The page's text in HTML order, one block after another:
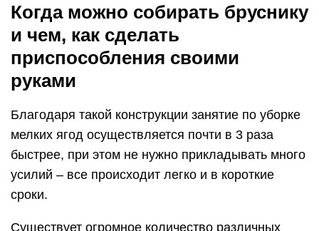
Когда можно собирать бруснику
и чем, как сделать
приспособления своими
руками
Благодаря такой конструкции занятие по уборке
мелких ягод осуществляется почти в 3 раза
быстрее, при этом не нужно прикладывать много
усилий – все происходит легко и в короткие
сроки.
Существует огромное количество различных